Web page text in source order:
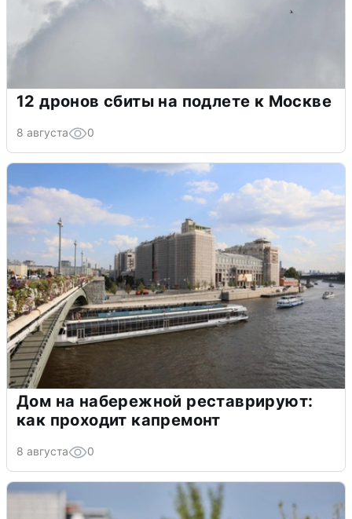
12 дронов сбиты на подлете к Москве
8 августа 0
Дом на набережной реставрируют:
как проходит капремонт
8 августа 0